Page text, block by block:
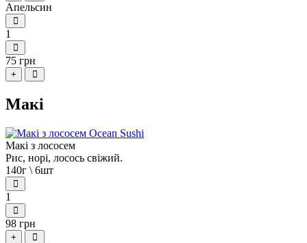
Апельсин
1
75 грн
+
Макі
Макі з лососем
Рис, норі, лосось свіжий.
140г \ 6шт
1
98 грн
+